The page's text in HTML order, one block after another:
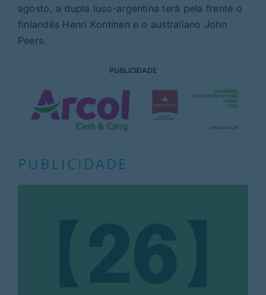
agosto, a dupla luso-argentina terá pela frente o
finlandês Henri Kontinen e o australiano John
Peers.
PUBLICIDADE
PUBLICIDADE